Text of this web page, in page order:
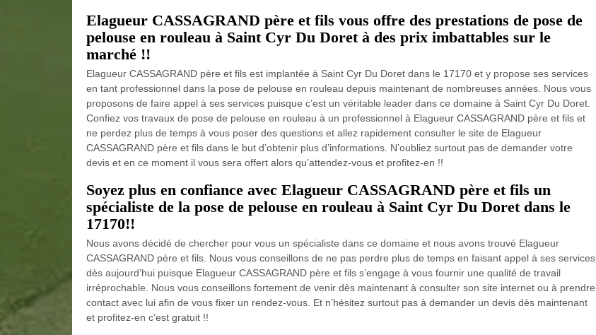
Elagueur CASSAGRAND père et fils vous offre des prestations de pose de
pelouse en rouleau à Saint Cyr Du Doret à des prix imbattables sur le
marché !!
Elagueur CASSAGRAND père et fils est implantée à Saint Cyr Du Doret dans le 17170 et y propose ses services
en tant professionnel dans la pose de pelouse en rouleau depuis maintenant de nombreuses années. Nous vous
proposons de faire appel à ses services puisque c’est un véritable leader dans ce domaine à Saint Cyr Du Doret.
Confiez vos travaux de pose de pelouse en rouleau à un professionnel à Elagueur CASSAGRAND père et fils et
ne perdez plus de temps à vous poser des questions et allez rapidement consulter le site de Elagueur
CASSAGRAND père et fils dans le but d’obtenir plus d’informations. N’oubliez surtout pas de demander votre
devis et en ce moment il vous sera offert alors qu’attendez-vous et profitez-en !!
Soyez plus en confiance avec Elagueur CASSAGRAND père et fils un
spécialiste de la pose de pelouse en rouleau à Saint Cyr Du Doret dans le
17170!!
Nous avons décidé de chercher pour vous un spécialiste dans ce domaine et nous avons trouvé Elagueur
CASSAGRAND père et fils. Nous vous conseillons de ne pas perdre plus de temps en faisant appel à ses services
dès aujourd’hui puisque Elagueur CASSAGRAND père et fils s’engage à vous fournir une qualité de travail
irréprochable. Nous vous conseillons fortement de venir dès maintenant à consulter son site internet ou à prendre
contact avec lui afin de vous fixer un rendez-vous. Et n’hésitez surtout pas à demander un devis dès maintenant
et profitez-en c’est gratuit !!